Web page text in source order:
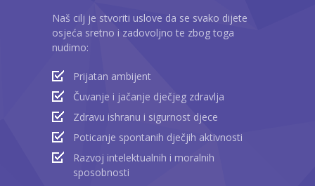
Naš cilj je stvoriti uslove da se svako dijete
osjeća sretno i zadovoljno te zbog toga
nudimo:
Prijatan ambijent
Čuvanje i jačanje dječjeg zdravlja
Zdravu ishranu i sigurnost djece
Poticanje spontanih dječjih aktivnosti
Razvoj intelektualnih i moralnih
sposobnosti